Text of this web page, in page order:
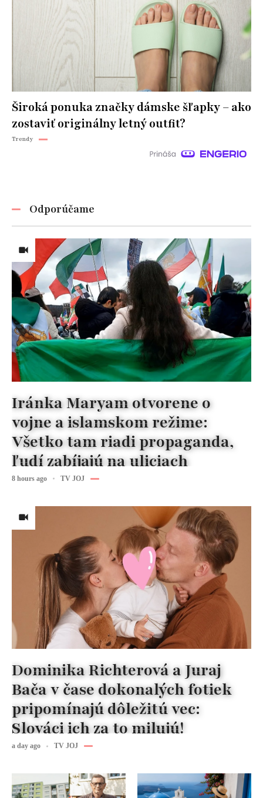
Široká ponuka značky dámske šľapky – ako
zostaviť originálny letný outfit?
Trendy
Odporúčame
Iránka Maryam otvorene o
vojne a islamskom režime:
Všetko tam riadi propaganda,
ľudí zabíjajú na uliciach
8 hours ago TV JOJ
Dominika Richterová a Juraj
Bača v čase dokonalých fotiek
pripomínajú dôležitú vec:
Slováci ich za to milujú!
a day ago TV JOJ